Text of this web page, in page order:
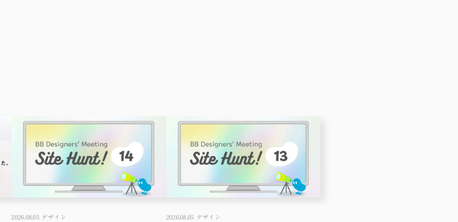
2026.08.05 デザイン 2026.08.05 デザイン